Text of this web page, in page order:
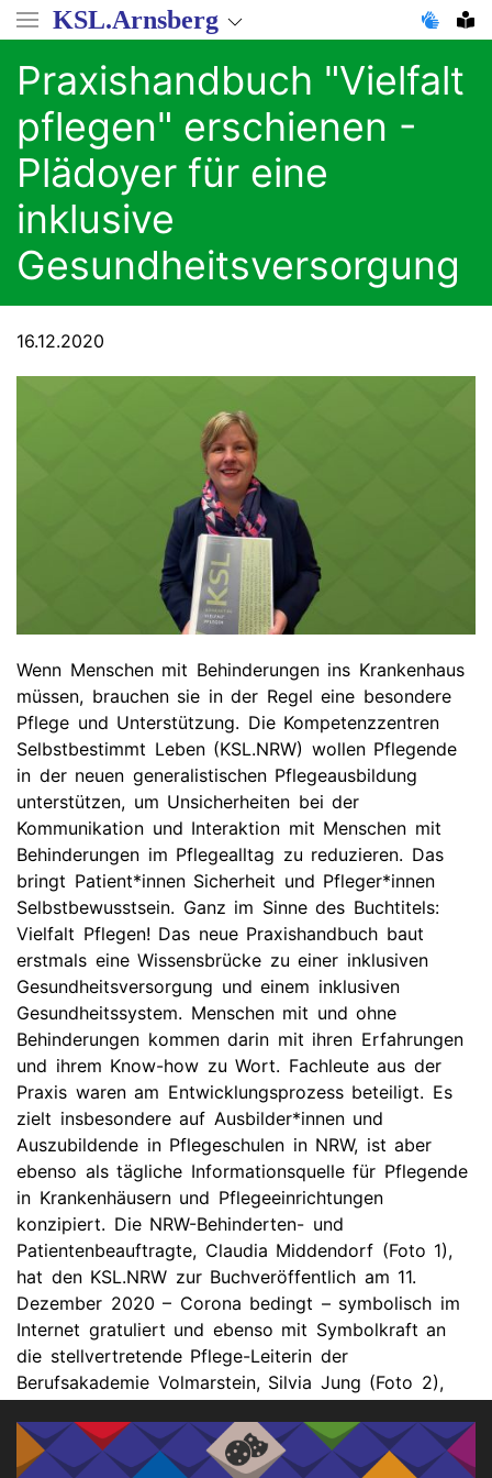
Direkt
zum
Inhalt
KSL.Arnsberg
Praxishandbuch "Vielfalt
pflegen" erschienen -
Plädoyer für eine
inklusive
Gesundheitsversorgung
16.12.2020
Wenn Menschen mit Behinderungen ins Krankenhaus
müssen, brauchen sie in der Regel eine besondere
Pflege und Unterstützung. Die Kompetenzzentren
Selbstbestimmt Leben (KSL.NRW) wollen Pflegende
in der neuen generalistischen Pflegeausbildung
unterstützen, um Unsicherheiten bei der
Kommunikation und Interaktion mit Menschen mit
Behinderungen im Pflegealltag zu reduzieren. Das
bringt Patient*innen Sicherheit und Pfleger*innen
Selbstbewusstsein. Ganz im Sinne des Buchtitels:
Vielfalt Pflegen! Das neue Praxishandbuch baut
erstmals eine Wissensbrücke zu einer inklusiven
Gesundheitsversorgung und einem inklusiven
Gesundheitssystem. Menschen mit und ohne
Behinderungen kommen darin mit ihren Erfahrungen
und ihrem Know-how zu Wort. Fachleute aus der
Praxis waren am Entwicklungsprozess beteiligt. Es
zielt insbesondere auf Ausbilder*innen und
Auszubildende in Pflegeschulen in NRW, ist aber
ebenso als tägliche Informationsquelle für Pflegende
in Krankenhäusern und Pflegeeinrichtungen
konzipiert. Die NRW-Behinderten- und
Patientenbeauftragte, Claudia Middendorf (Foto 1),
hat den KSL.NRW zur Buchveröffentlich am 11.
Dezember 2020 – Corona bedingt – symbolisch im
Internet gratuliert und ebenso mit Symbolkraft an
die stellvertretende Pflege-Leiterin der
Berufsakademie Volmarstein, Silvia Jung (Foto 2),